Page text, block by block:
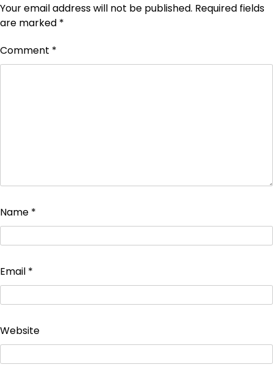
Your email address will not be published. Required fields
are marked *
Comment *
Name *
Email *
Website